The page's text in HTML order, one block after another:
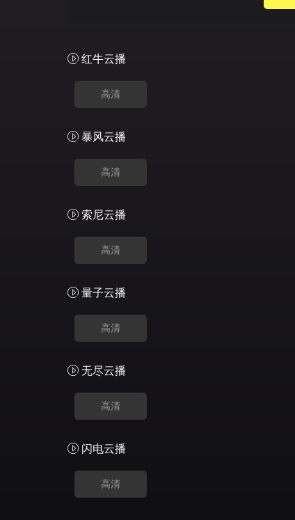
红牛云播
高清
暴风云播
高清
索尼云播
高清
量子云播
高清
无尽云播
高清
闪电云播
高清